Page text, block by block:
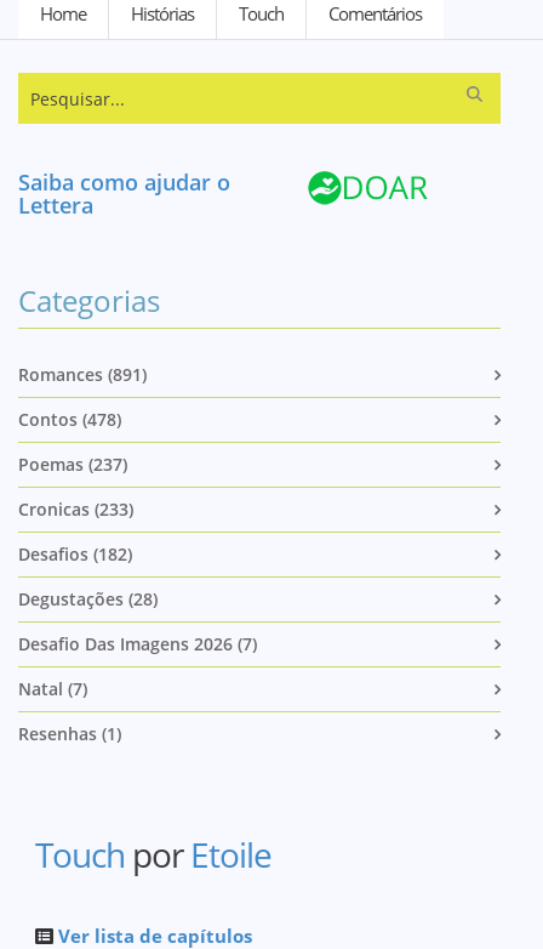
Home Histórias Touch Comentários
Saiba como ajudar o
Lettera
Categorias
Romances (891)
Contos (478)
Poemas (237)
Cronicas (233)
Desafios (182)
Degustações (28)
Desafio Das Imagens 2026 (7)
Natal (7)
Resenhas (1)
Touch porEtoile
Ver lista de capítulos